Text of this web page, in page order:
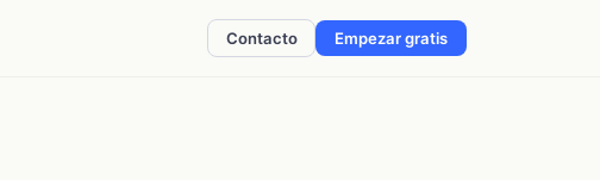
Contacto Empezar gratis